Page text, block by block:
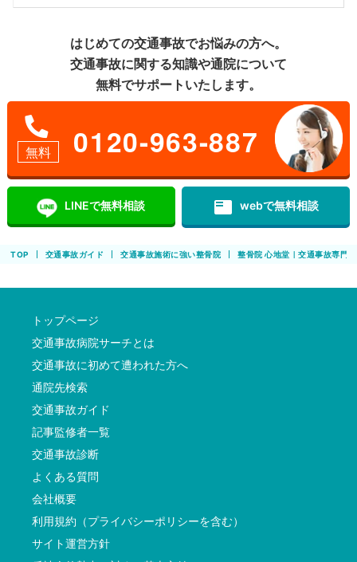
はじめての交通事故でお悩みの方へ。
交通事故に関する知識や通院について
無料でサポートいたします。
無料 0120-963-887
LINEで無料相談 featured_play_list webで無料相談
TOP 交通事故ガイド 交通事故施術に強い整骨院 整骨院 心地堂｜交通事故専門
トップページ
交通事故病院サーチとは
交通事故に初めて遭われた方へ
通院先検索
交通事故ガイド
記事監修者一覧
交通事故診断
よくある質問
会社概要
利用規約（プライバシーポリシーを含む）
サイト運営方針